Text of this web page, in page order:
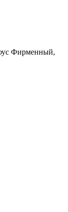
Фирменный,